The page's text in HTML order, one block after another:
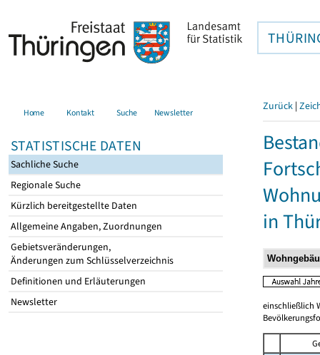
Home Kontakt Suche Newsletter
STATISTISCHE DATEN
Sachliche Suche
Regionale Suche
Kürzlich bereitgestellte Daten
Allgemeine Angaben, Zuordnungen
Gebietsveränderungen,
Änderungen zum Schlüsselverzeichnis
Definitionen und Erläuterungen
Newsletter
Zurück |
in
einschließlich